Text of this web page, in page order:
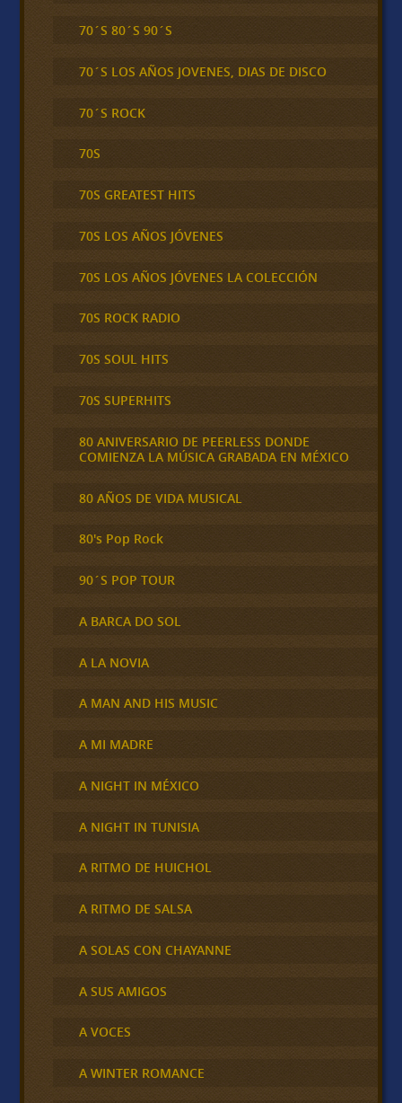
70´S 80´S 90´S
70´S LOS AÑOS JOVENES, DIAS DE DISCO
70´S ROCK
70S
70S GREATEST HITS
70S LOS AÑOS JÓVENES
70S LOS AÑOS JÓVENES LA COLECCIÓN
70S ROCK RADIO
70S SOUL HITS
70S SUPERHITS
80 ANIVERSARIO DE PEERLESS DONDE
COMIENZA LA MÚSICA GRABADA EN MÉXICO
80 AÑOS DE VIDA MUSICAL
80's Pop Rock
90´S POP TOUR
A BARCA DO SOL
A LA NOVIA
A MAN AND HIS MUSIC
A MI MADRE
A NIGHT IN MÉXICO
A NIGHT IN TUNISIA
A RITMO DE HUICHOL
A RITMO DE SALSA
A SOLAS CON CHAYANNE
A SUS AMIGOS
A VOCES
A WINTER ROMANCE